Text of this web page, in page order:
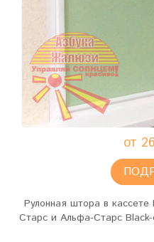
от
Рулонная штора в
Старс и Альфа-Старс Black-